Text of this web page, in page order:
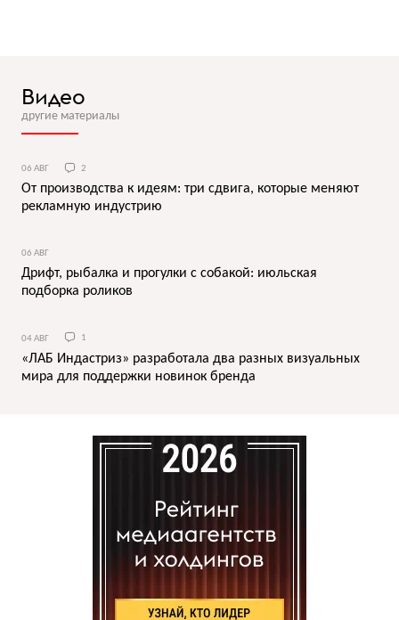
Видео
другие материалы
06 АВГ 2
От производства к идеям: три сдвига, которые меняют
рекламную индустрию
06 АВГ
Дрифт, рыбалка и прогулки с собакой: июльская
подборка роликов
04 АВГ 1
«ЛАБ Индастриз» разработала два разных визуальных
мира для поддержки новинок бренда